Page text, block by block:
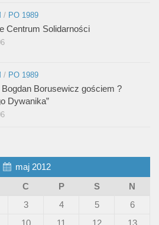
/ PO 1989
Centrum Solidarności
/ PO 1989
Bogdan Borusewicz gościem ?
Dywanika”
maj 2012
C P S
N
3 4 5
6